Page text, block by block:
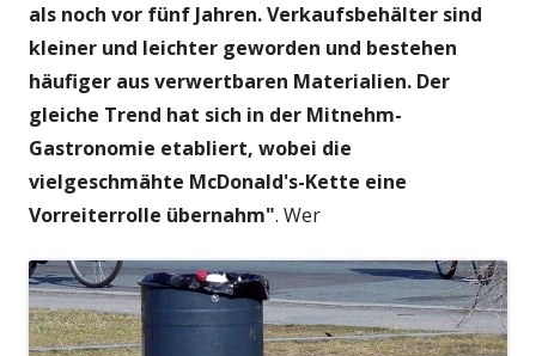
als noch vor fünf Jahren. Verkaufsbehälter sind
kleiner und leichter geworden und bestehen
häufiger aus verwertbaren Materialien. Der
gleiche Trend hat sich in der Mitnehm-
Gastronomie etabliert, wobei die
vielgeschmähte McDonald's-Kette eine
Vorreiterrolle übernahm". Wer